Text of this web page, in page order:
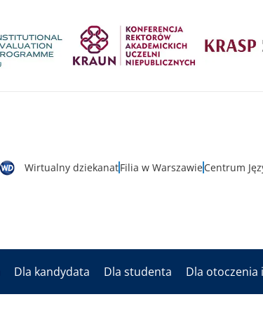
Wirtualny dziekanatFilia w WarszawieCentrum
Dla kandydata Dla studenta Dla otoczenia